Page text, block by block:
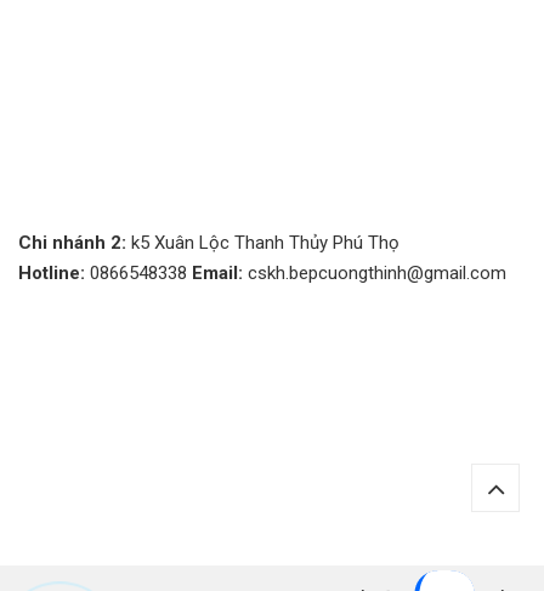
Chi nhánh 2: k5 Xuân Lộc Thanh Thủy Phú Thọ
Hotline: 0866548338 Email: cskh.bepcuongthinh@gmail.com